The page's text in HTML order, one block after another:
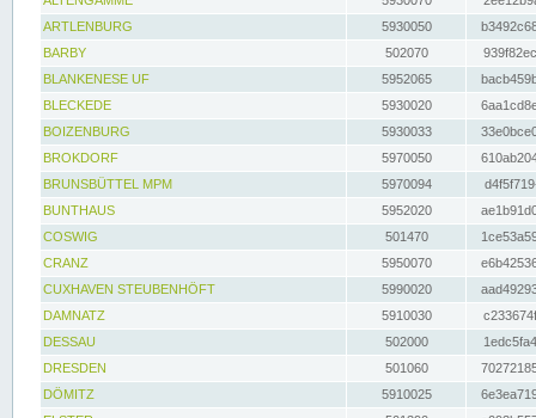
ARTLENBURG
5930050
BARBY
502070
BLANKENESE UF
5952065
BLECKEDE
5930020
BOIZENBURG
5930033
BROKDORF
5970050
BRUNSBÜTTEL MPM
5970094
BUNTHAUS
5952020
COSWIG
501470
CRANZ
5950070
CUXHAVEN STEUBENHÖFT
5990020
DAMNATZ
5910030
DESSAU
502000
DRESDEN
501060
DÖMITZ
5910025